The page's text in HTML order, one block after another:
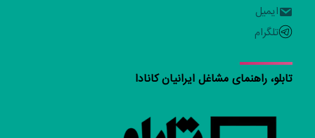
ایمیل
تلگرام
تابلو، راهنمای مشاغل ایرانیان کانادا